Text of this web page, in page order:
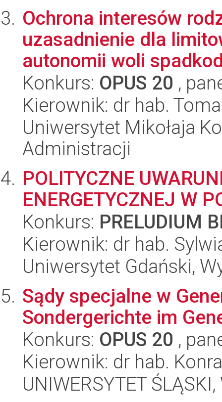
Ochrona interesów
uzasadnienie dla
autonomii woli
Konkurs: OPUS 20 ,
Kierownik: dr hab.
Uniwersytet Mikołaja
Administracji
POLITYCZNE
ENERGETYCZNEJ W
Konkurs: PRELUDIUM
Kierownik: dr hab.
Uniwersytet Gdański,
Sądy specjalne w
Sondergerichte im
Konkurs: OPUS 20 ,
Kierownik: dr hab.
UNIWERSYTET